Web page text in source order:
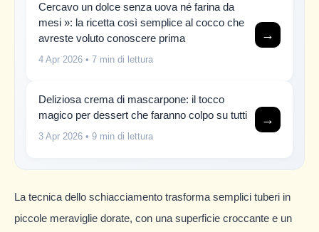
Cercavo un dolce senza uova né farina da
mesi »: la ricetta così semplice al cocco che
avreste voluto conoscere prima
4 Apr 2026 • 7 min di lettura
→
Deliziosa crema di mascarpone: il tocco
magico per dessert che faranno colpo su tutti
3 Apr 2026 • 9 min di lettura
→
La tecnica dello schiacciamento trasforma semplici tuberi in
piccole meraviglie dorate, con una superficie croccante e un